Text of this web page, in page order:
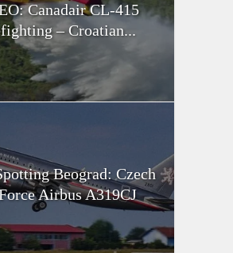
Canadair CL-415
– Croatian...
Beograd: Czech
Airbus A319CJ